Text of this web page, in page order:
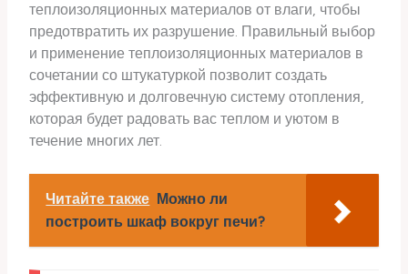
теплоизоляционных материалов от влаги, чтобы
предотвратить их разрушение. Правильный выбор
и применение теплоизоляционных материалов в
сочетании со штукатуркой позволит создать
эффективную и долговечную систему отопления,
которая будет радовать вас теплом и уютом в
течение многих лет.
Читайте также Можно ли
построить шкаф вокруг печи?